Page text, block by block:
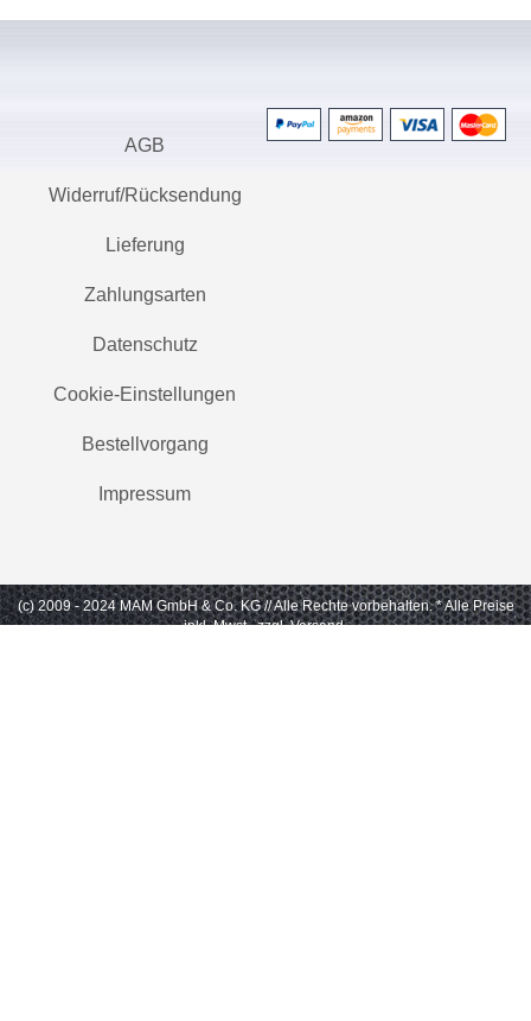
AGB
Widerruf/Rücksendung
Lieferung
Zahlungsarten
Datenschutz
Cookie-Einstellungen
Bestellvorgang
Impressum
(c) 2009 - 2024 MAM GmbH & Co. KG // Alle Rechte vorbehalten. * Alle Preise
inkl. Mwst., zzgl. Versand.